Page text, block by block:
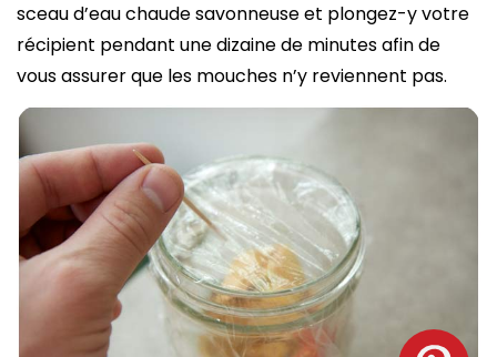
sceau d’eau chaude savonneuse et plongez-y votre
récipient pendant une dizaine de minutes afin de
vous assurer que les mouches n’y reviennent pas.